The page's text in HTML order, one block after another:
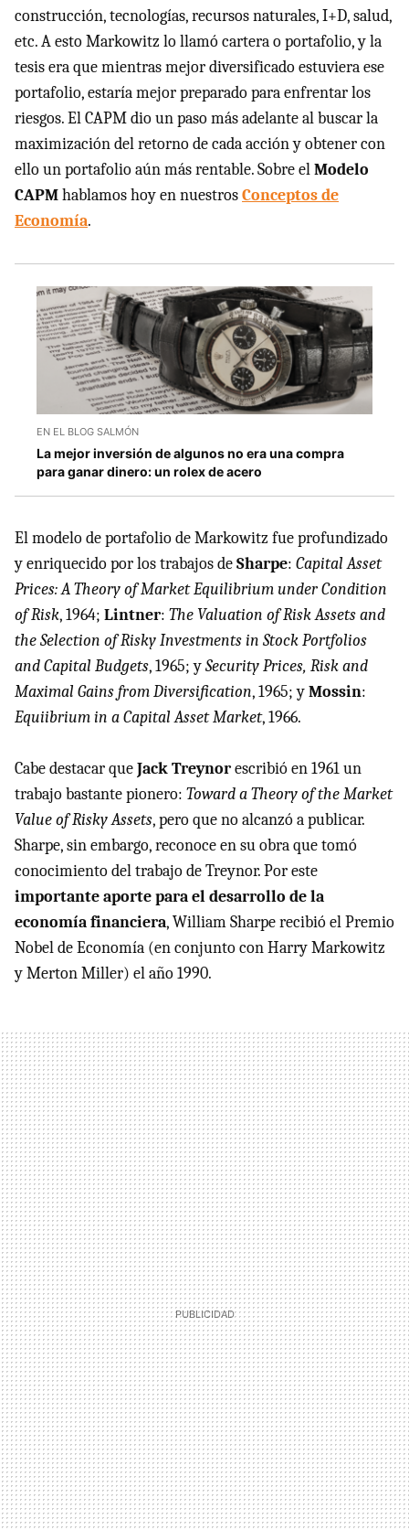
construcción, tecnologías, recursos naturales, I+D, salud,
etc. A esto Markowitz lo llamó cartera o portafolio, y la
tesis era que mientras mejor diversificado estuviera ese
portafolio, estaría mejor preparado para enfrentar los
riesgos. ElCAPMdio un paso más adelante al buscar la
maximización del retorno de cada acción y obtener con
ello un portafolio aún más rentable. Sobre elModelo
CAPMhablamos hoy en nuestrosConceptos de
Economía.
EN EL BLOG SALMÓN
La mejor inversión de algunos no era una compra
para ganar dinero: un rolex de acero
El modelo de portafolio de Markowitz fue profundizado
y enriquecido por los trabajos deSharpe: Capital Asset
Prices: A Theory of Market Equilibrium under Condition
of Risk, 1964; Lintner: The Valuation of Risk Assets and
the Selection of Risky Investments in Stock Portfolios
and Capital Budgets, 1965; ySecurity Prices, Risk and
Maximal Gains from Diversification, 1965; yMossin:
Equiibrium in a Capital Asset Market, 1966.
Cabe destacar queJack Treynorescribió en 1961 un
trabajo bastante pionero: Toward a Theory of the Market
Value of Risky Assets, pero que no alcanzó a publicar.
Sharpe, sin embargo, reconoce en su obra que tomó
conocimiento del trabajo de Treynor. Por este
importante aporte para el desarrollo de la
economía financiera, William Sharpe recibió el Premio
Nobel de Economía (en conjunto con Harry Markowitz
y Merton Miller) el año 1990.